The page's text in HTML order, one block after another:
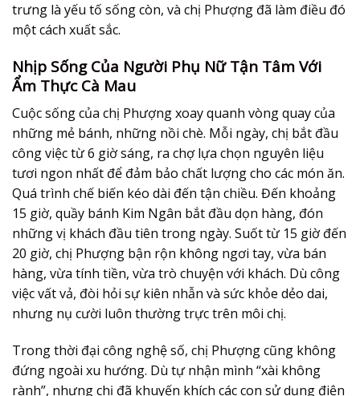
trưng là yếu tố sống còn, và chị Phượng đã làm điều đó
một cách xuất sắc.
Nhịp Sống Của Người Phụ Nữ Tận Tâm Với
Ẩm Thực Cà Mau
Cuộc sống của chị Phượng xoay quanh vòng quay của
những mẻ bánh, những nồi chè. Mỗi ngày, chị bắt đầu
công việc từ 6 giờ sáng, ra chợ lựa chọn nguyên liệu
tươi ngon nhất để đảm bảo chất lượng cho các món ăn.
Quá trình chế biến kéo dài đến tận chiều. Đến khoảng
15 giờ, quầy bánh Kim Ngân bắt đầu dọn hàng, đón
những vị khách đầu tiên trong ngày. Suốt từ 15 giờ đến
20 giờ, chị Phượng bận rộn không ngơi tay, vừa bán
hàng, vừa tính tiền, vừa trò chuyện với khách. Dù công
việc vất vả, đòi hỏi sự kiên nhẫn và sức khỏe dẻo dai,
nhưng nụ cười luôn thường trực trên môi chị.
Trong thời đại công nghệ số, chị Phượng cũng không
đứng ngoài xu hướng. Dù tự nhận mình “xài không
rành”, nhưng chị đã khuyến khích các con sử dụng điện